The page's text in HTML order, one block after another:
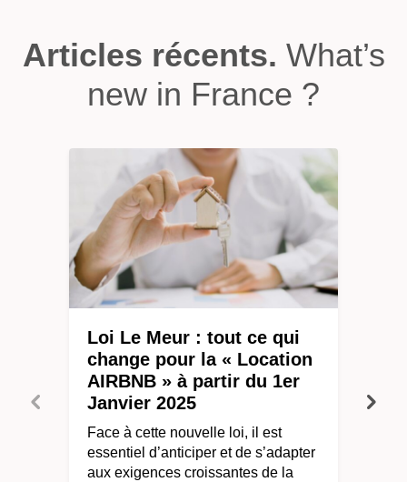
Articles récents. What’s
new in France ?
Loi Le Meur : tout ce qui
change pour la « Location
AIRBNB » à partir du 1er
Janvier 2025
Face à cette nouvelle loi, il est
essentiel d’anticiper et de s’adapter
aux exigences croissantes de la